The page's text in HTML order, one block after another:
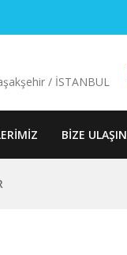
/ İSTANBUL
BIZE ULAŞIN